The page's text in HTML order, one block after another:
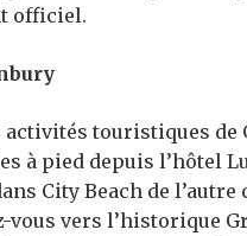
officiel.
activités touristiques de
à pied depuis l’hôtel
City Beach de l’autre
vous vers l’historique